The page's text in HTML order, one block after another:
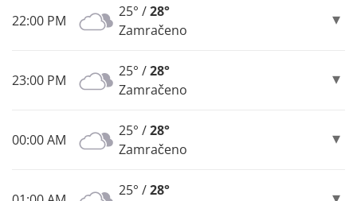
22:00 PM
25° /28°
Zamračeno
23:00 PM
25° /28°
Zamračeno
00:00 AM
25° /28°
Zamračeno
25° /28°